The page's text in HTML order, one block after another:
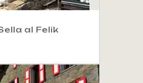
al Felik